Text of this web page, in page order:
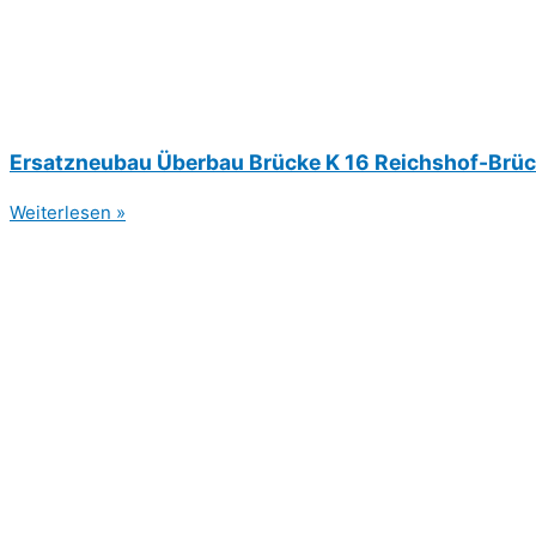
Ersatzneubau Überbau Brücke K 16 Reichshof-
Weiterlesen »